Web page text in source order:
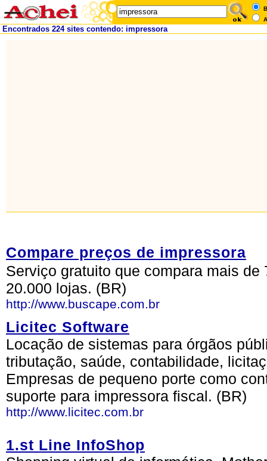
Encontrados 224 sites contendo: impressora
Compare preços de impressora
Serviço gratuito que compara mais
20.000 lojas. (BR)
http://www.buscape.com.br
Licitec Software
Locação de sistemas para órgãos
tributação, saúde, contabilidade,
Empresas de pequeno porte como
suporte para impressora fiscal. (BR)
http://www.licitec.com.br
1.st Line InfoShop